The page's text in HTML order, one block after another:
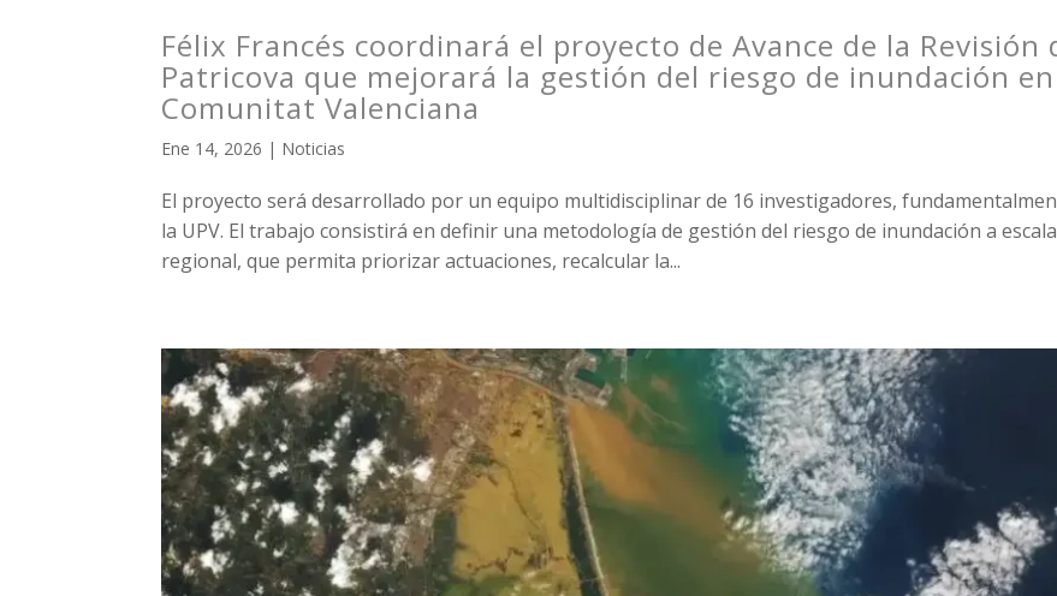
Félix Francés coordinará el proyecto de Avance de la Revisión
Patricova que mejorará la gestión del riesgo de inundación
Comunitat Valenciana
Ene 14, 2026 | Noticias
El proyecto será desarrollado por un equipo multidisciplinar de 16 investigadores,
la UPV. El trabajo consistirá en definir una metodología de gestión del riesgo de inundación a escala
regional, que permita priorizar actuaciones, recalcular la...